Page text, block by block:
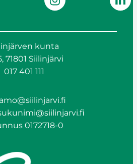
kunta
71801 Siilinjärvi
017 401 111
0172718-0